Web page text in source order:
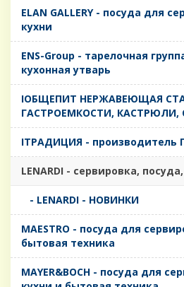
ELAN GALLERY - посуда для
кухни
ENS-Group - тарелочная
кухонная утварь
IОБЩЕПИТ НЕРЖАВЕЮЩАЯ
ГАСТРОЕМКОСТИ,
IТРАДИЦИЯ - производитель
LENARDI - сервировка,
- LENARDI - НОВИНКИ
MAESTRO - посуда для
бытовая техника
MAYER&BOCH - посуда для